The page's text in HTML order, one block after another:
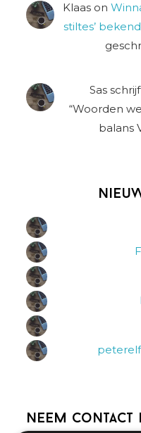
Klaas on
stiltes’ bekend
Sas
“Woorden
balans
Neem contact